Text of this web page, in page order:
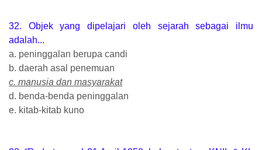
32. Objek yang dipelajari oleh sejarah sebagai ilmu
adalah...
a. peninggalan berupa candi
b. daerah asal penemuan
c. manusia dan masyarakat
d. benda-benda peninggalan
e. kitab-kitab kuno